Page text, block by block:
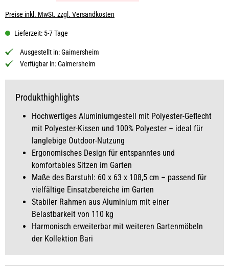
Produkthighlights
Hochwertiges Aluminiumgestell mit Polyester-Geflecht
mit Polyester-Kissen und 100% Polyester – ideal für
langlebige Outdoor-Nutzung
Ergonomisches Design für entspanntes und
komfortables Sitzen im Garten
Maße des Barstuhl: 60 x 63 x 108,5 cm – passend für
vielfältige Einsatzbereiche im Garten
Stabiler Rahmen aus Aluminium mit einer
Belastbarkeit von 110 kg
Harmonisch erweiterbar mit weiteren Gartenmöbeln
der Kollektion Bari
Preise inkl. MwSt. zzgl. Versandkosten
Lieferzeit: 5-7 Tage
Ausgestellt in:Gaimersheim
Verfügbar in:Gaimersheim